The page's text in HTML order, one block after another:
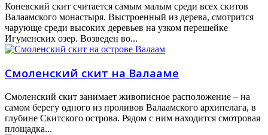
Коневский скит считается самым малым среди всех скитов
Валаамского монастыря. Выстроенный из дерева, смотрится
чарующе среди высоких деревьев на узком перешейке
Игуменских озер. Возведен во...
Смоленский скит на Валааме
Смоленский скит занимает живописное расположение – на
самом берегу одного из проливов Валаамского архипелага, в
глубине Скитского острова. Рядом с ним находится смотровая
площадка...